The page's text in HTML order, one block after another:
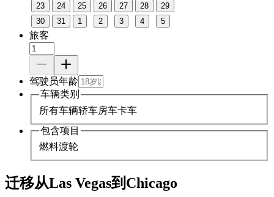
23
24 25 26 27 28
29
30
31 1 2 3 4 5
旅客
驾驶员年龄
车辆类别
所有车辆轿车房车卡车
包含项目
燃料渡轮
迁移从Las Vegas到Chicago